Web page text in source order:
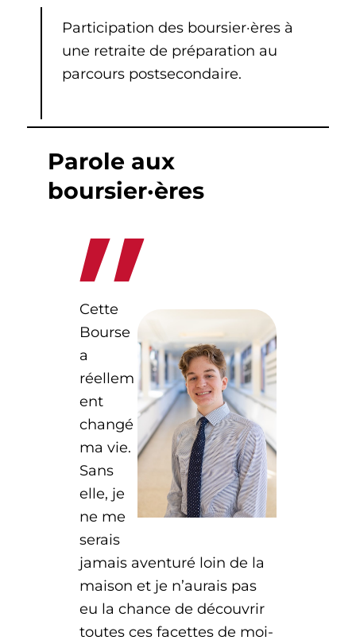
Participation des boursier·ères à
une retraite de préparation au
parcours postsecondaire.
Parole aux
boursier·ères
Cette
Bourse
a
réellem
ent
changé
ma vie.
Sans
elle, je
ne me
serais
jamais aventuré loin de la
maison et je n’aurais pas
eu la chance de découvrir
toutes ces facettes de moi-